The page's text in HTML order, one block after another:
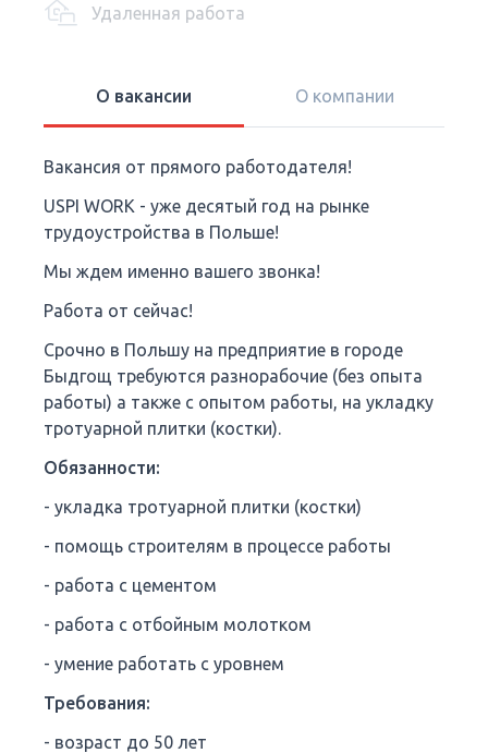
Удаленная работа
О вакансии О компании
Вакансия от прямого работодателя!
USPI WORK - уже десятый год на рынке
трудоустройства в Польше!
Мы ждем именно вашего звонка!
Работа от сейчас!
Срочно в Польшу на предприятие в городе
Быдгощ требуются разнорабочие (без опыта
работы) а также с опытом работы, на укладку
тротуарной плитки (костки).
Обязанности:
- укладка тротуарной плитки (костки)
- помощь строителям в процессе работы
- работа с цементом
- работа с отбойным молотком
- умение работать с уровнем
Требования:
- возраст до 50 лет